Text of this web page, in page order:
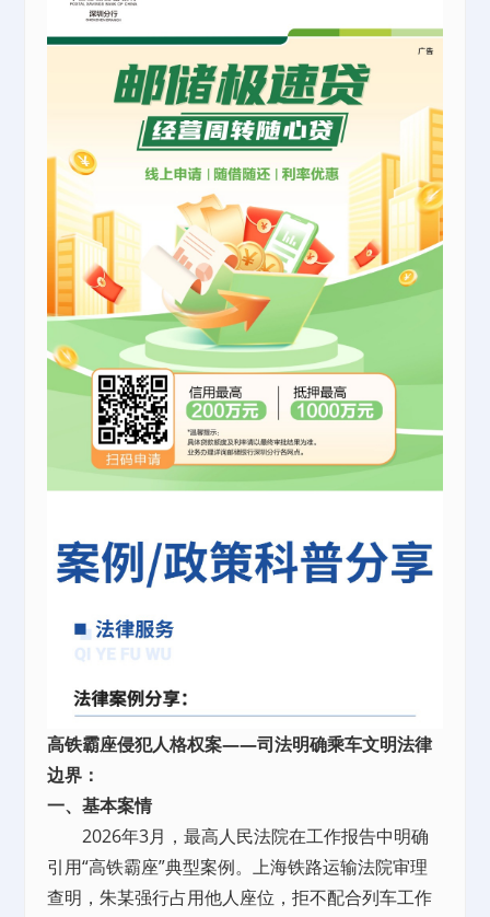
高铁霸座侵犯人格权案——司法明确乘车文明法律
边界：
一、基本案情
2026年3月，最高人民法院在工作报告中明确
引用“高铁霸座”典型案例。上海铁路运输法院审理
查明，朱某强行占用他人座位，拒不配合列车工作